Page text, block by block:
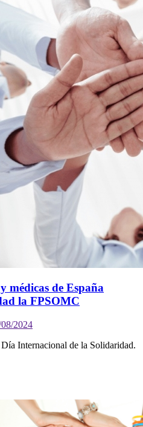
médicas de España
la FPSOMC
2024
Internacional de la Solidaridad.